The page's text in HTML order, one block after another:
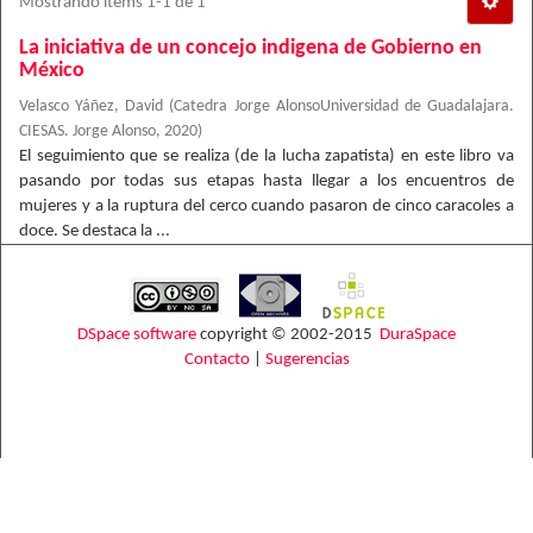
La iniciativa de un concejo indigena de Gobierno en
México
Velasco Yáñez, David (Catedra Jorge AlonsoUniversidad de Guadalajara.
CIESAS. Jorge Alonso, 2020)
El seguimiento que se realiza (de la lucha zapatista) en este libro va
pasando por todas sus etapas hasta llegar a los encuentros de
mujeres y a la ruptura del cerco cuando pasaron de cinco caracoles a
doce. Se destaca la ...
DSpace software copyright © 2002-2015 DuraSpace
Contacto| Sugerencias